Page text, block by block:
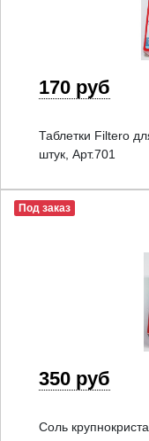
170 руб
Таблетки Filtero
штук, Арт.701
Под заказ
350 руб
Соль